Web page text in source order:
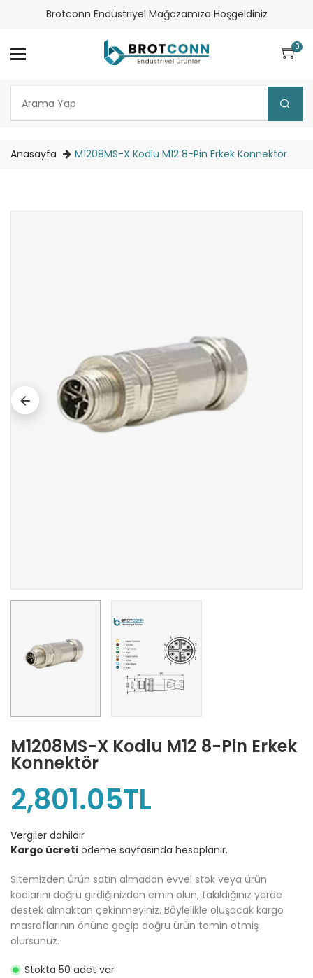
Brotconn Endüstriyel Mağazamıza Hoşgeldiniz
0
Anasayfa M1208MS-X Kodlu M12 8-Pin Erkek Konnektör
M1208MS-X Kodlu M12 8-Pin Erkek
Konnektör
2,801.05TL
Vergiler dahildir
Kargo ücreti ödeme sayfasında hesaplanır.
Sitemizden ürün satın almadan evvel stok veya ürün
kodlarını doğru girdiğinizden emin olun, takıldığınız yerde
destek almaktan çekinmeyiniz. Böylelikle oluşacak kargo
masraflarının önüne geçip doğru ürün temin etmiş
olursunuz.
Stokta 50 adet var